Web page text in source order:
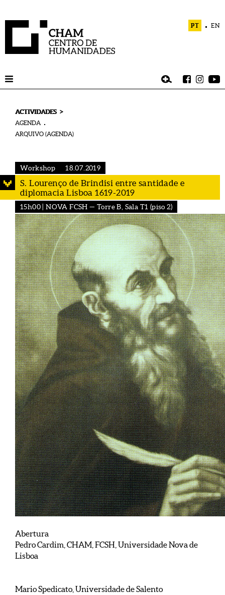
PT EN
ACTIVIDADES >
AGENDA
ARQUIVO (AGENDA)
Workshop 18.07.2019
S. Lourenço de Brindisi entre santidade e
diplomacia Lisboa 1619-2019
15h00 | NOVA FCSH — Torre B, Sala T1 (piso 2)
Abertura
Pedro Cardim, CHAM, FCSH, Universidade Nova de
Lisboa
Mario Spedicato, Universidade de Salento